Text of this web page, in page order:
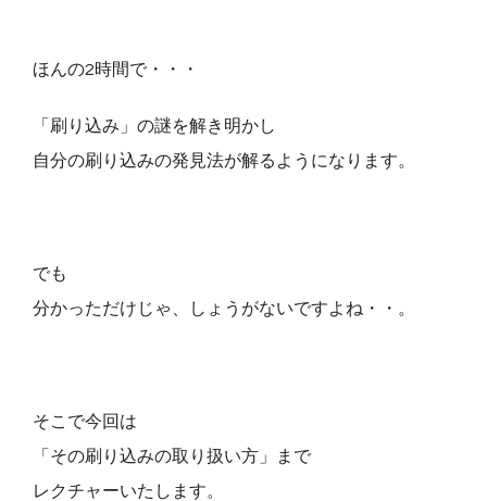
ほんの2時間で・・・
「刷り込み」の謎を解き明かし
自分の刷り込みの発見法が解るようになります。
でも
分かっただけじゃ、しょうがないですよね・・。
そこで今回は
「その刷り込みの取り扱い方」まで
レクチャーいたします。